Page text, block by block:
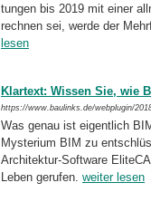
tungen bis 2019 mit einer
rechnen sei, werde der
lesen
Klartext: Wissen Sie, wie
https://www.baulinks.de/webplugin/
Was genau ist eigentlich
Mysterium BIM zu
Architektur-Software
Leben gerufen. weiter lesen